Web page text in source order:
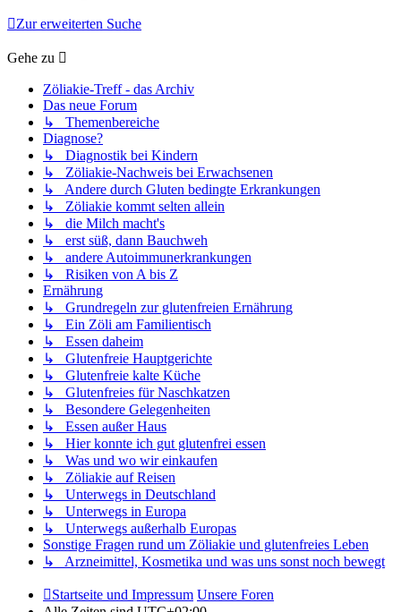
Zur erweiterten Suche
Gehe zu
Zöliakie-Treff - das Archiv
Das neue Forum
↳ Themenbereiche
Diagnose?
↳ Diagnostik bei Kindern
↳ Zöliakie-Nachweis bei Erwachsenen
↳ Andere durch Gluten bedingte Erkrankungen
↳ Zöliakie kommt selten allein
↳ die Milch macht's
↳ erst süß, dann Bauchweh
↳ andere Autoimmunerkrankungen
↳ Risiken von A bis Z
Ernährung
↳ Grundregeln zur glutenfreien Ernährung
↳ Ein Zöli am Familientisch
↳ Essen daheim
↳ Glutenfreie Hauptgerichte
↳ Glutenfreie kalte Küche
↳ Glutenfreies für Naschkatzen
↳ Besondere Gelegenheiten
↳ Essen außer Haus
↳ Hier konnte ich gut glutenfrei essen
↳ Was und wo wir einkaufen
↳ Zöliakie auf Reisen
↳ Unterwegs in Deutschland
↳ Unterwegs in Europa
↳ Unterwegs außerhalb Europas
Sonstige Fragen rund um Zöliakie und glutenfreies Leben
↳ Arzneimittel, Kosmetika und was uns sonst noch bewegt
Startseite und Impressum Unsere Foren